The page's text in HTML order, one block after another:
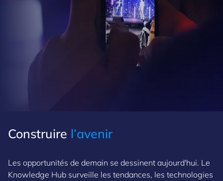
Construire l’avenir
Les opportunités de demain se dessinent aujourd'hui. Le
Knowledge Hub surveille les tendances, les technologies